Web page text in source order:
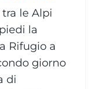
le Alpi
la
Rifugio a
giorno
di